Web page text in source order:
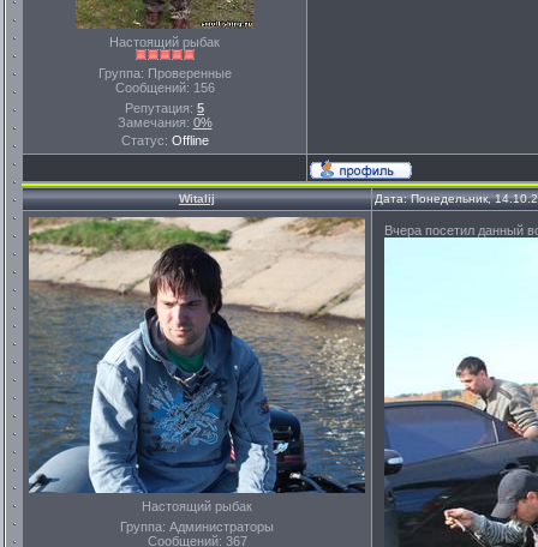
Настоящий рыбак
Группа: Проверенные
Сообщений: 156
Репутация: 5
Замечания: 0%
Статус: Offline
Witalij Дата: Понедельник,
Настоящий рыбак
Группа: Администраторы
Сообщений: 367
Вчера посетил данный